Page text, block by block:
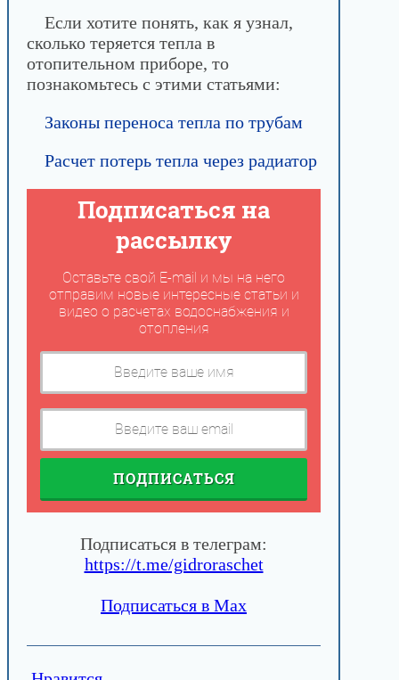
Если хотите понять, как я узнал,
сколько теряется тепла в
отопительном приборе, то
познакомьтесь с этими статьями:
Законы переноса тепла по трубам
Расчет потерь тепла через радиатор
Подписаться на
рассылку
Оставьте свой E-mail и мы на него
отправим новые интересные статьи и
видео о расчетах водоснабжения и
отопления
ПОДПИСАТЬСЯ
Подписаться в телеграм:
https://t.me/gidroraschet
Подписаться в Max